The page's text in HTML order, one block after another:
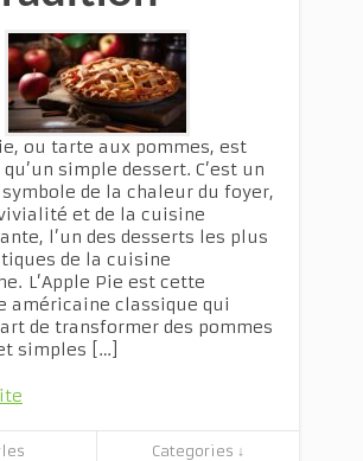
ou tarte aux pommes, est
simple dessert. C’est un
de la chaleur du foyer,
et de la cuisine
l’un des desserts les plus
de la cuisine
L’Apple Pie est cette
américaine classique qui
de transformer des pommes
simples […]
Categories ↓